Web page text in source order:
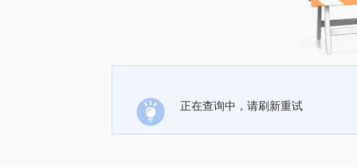
正在查询中，请刷新重试